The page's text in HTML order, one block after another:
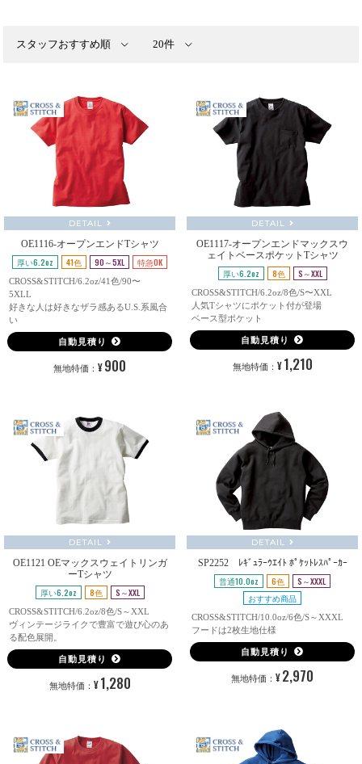
DETAIL
OE1116-オープンエンドTシャツ
厚い6.2oz 41色 90～5XL 特急OK
CROSS&STITCH/6.2oz/41色/90〜
5XLL
好きな人は好きなザラ感あるU.S.系風合
い
自動見積り
無地特価：¥ 900
DETAIL
OE1117-オープンエンドマックスウ
ェイトベースポケットTシャツ
厚い6.2oz 8色 S～XXL
CROSS&STITCH/6.2oz/8色/S〜XXL
人気Tシャツにポケット付が登場
ベース型ポケット
自動見積り
無地特価： ¥ 1,210
DETAIL
OE1121 OEマックスウェイトリンガ
ーTシャツ
厚い6.2oz 8色 S～XXL
CROSS&STITCH/6.2oz/8色/S～XXL
ヴィンテージライクで豊富で遊び心のあ
る配色展開。
自動見積り
無地特価： ¥ 1,280
DETAIL
SP2252 ﾚｷﾞｭﾗｰｳｴｲﾄ ﾎﾟｹｯﾄﾚｽﾊﾟｰｶｰ
普通10.0oz 6色
S～XXXL
おすすめ商品
CROSS&STITCH/10.0oz/6色/S～XXXL
フードは2枚生地仕様
自動見積り
無地特価：¥ 2,970